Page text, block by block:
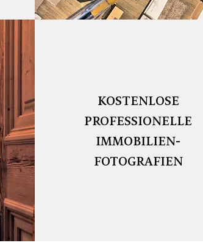
KOSTENLOSE
PROFESSIONELLE
IMMOBILIEN-
FOTOGRAFIEN